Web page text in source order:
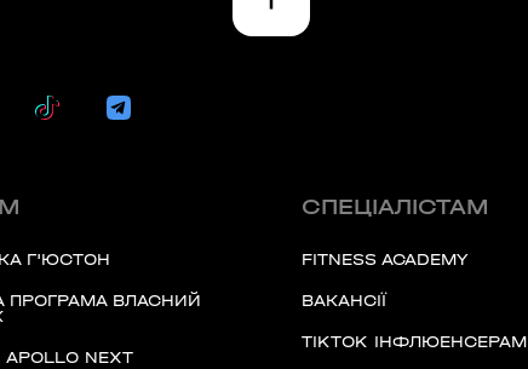
Україна
00 59
Ми пам’ятаємо.
Г'ЮСТОН
ПРОГРАМА ВЛАСНИЙ
APOLLO NEXT
СПЕЦІАЛІСТАМ
FITNESS ACADEMY
ВАКАНСІЇ
TIKTOK ІНФЛЮЕНСЕРАМ